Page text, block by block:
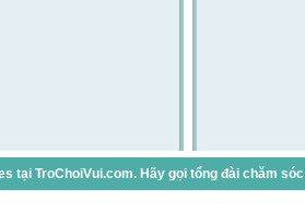
tại TroChoiVui.com. Hãy gọi tổng đài chăm